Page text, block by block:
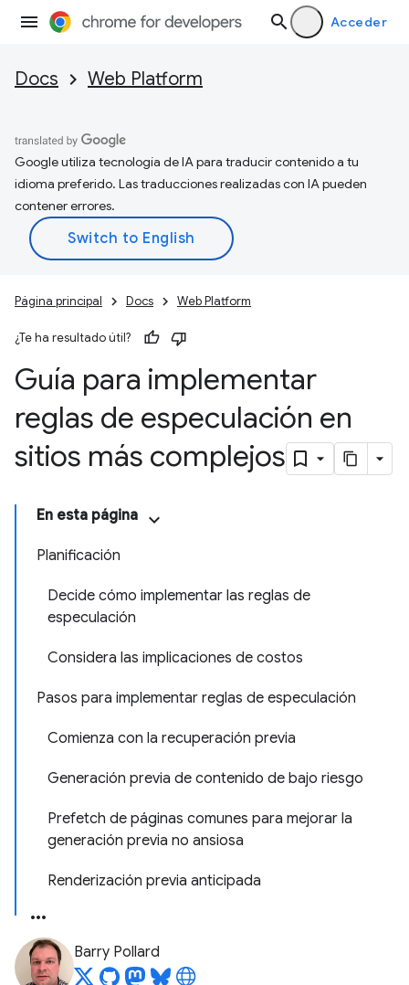
Acceder
Docs Web Platform
Google utiliza tecnología de IA para traducir contenido a tu
idioma preferido. Las traducciones realizadas con IA pueden
contener errores.
Página principal Docs Web Platform
¿Te ha resultado útil?
Guía para implementar
reglas de especulación en
sitios más complejos
En esta página
Planificación
Decide cómo implementar las reglas de
especulación
Considera las implicaciones de costos
Pasos para implementar reglas de especulación
Comienza con la recuperación previa
Generación previa de contenido de bajo riesgo
Prefetch de páginas comunes para mejorar la
generación previa no ansiosa
Renderización previa anticipada
Barry Pollard